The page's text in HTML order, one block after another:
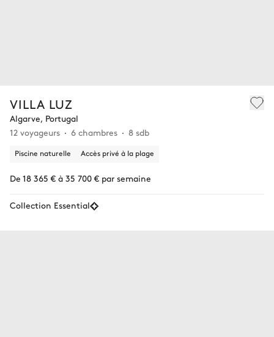
VILLA LUZ
Algarve, Portugal
12 voyageurs
6 chambres 8 sdb
Piscine naturelle Accès privé à la plage
De 18 365 € à 35 700 € par semaine
Collection Essential